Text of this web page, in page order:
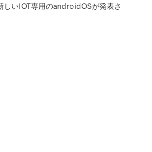
しいIOT専用のandroidOSが発表さ